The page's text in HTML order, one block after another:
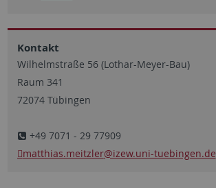
Kontakt
Wilhelmstraße 56 (Lothar-Meyer-Bau)
Raum 341
72074 Tübingen
+49 7071 - 29 77909
matthias.meitzler@izew.uni-tuebingen.de